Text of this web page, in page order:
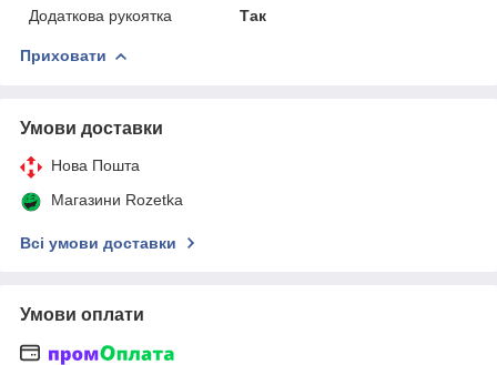
Додаткова рукоятка
Так
Приховати
Умови доставки
Нова Пошта
Магазини Rozetka
Всі умови доставки
Умови оплати